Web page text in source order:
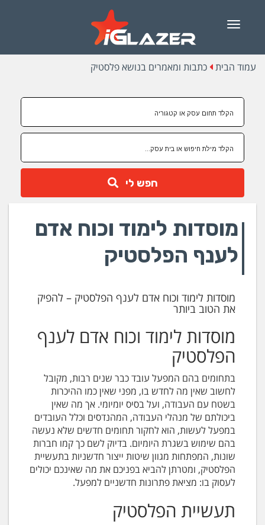
Menu
עמוד הבית כתבות ומאמרים בנושא פלסטיק
חפש לי
מוסדות לימוד וכוח אדם
לענף הפלסטיק
מוסדות לימוד וכוח אדם לענף הפלסטיק – להפיק
את הטוב ביותר
מוסדות לימוד וכוח אדם לענף
הפלסטיק
בתחומים בהם המפעל עובד כבר שנים רבות, מקובל
לחשוב שאין מה לחדש בו, מפני שאין כמו ההיכרות
בשטח עם העבודה, ועל בסיס יומיומי. אך מה שאין
ביכולתם של מנהלי העבודה, המהנדסים וכלל העובדים
במפעל לעשות, הוא לחקור תחומים חדשים שלא נעשה
בהם שימוש בשגרת היומיום. בדיוק לשם כך קמו חברות
שונות, המפתחות מגוון שיטות ייצור חדשניות בתעשיית
הפלסטיק, ומטרתן להביא בפניכם את מה שאינכם יכולים
לעסוק בו: מציאת פתרונות חדשניים למפעל.
תעשיית הפלסטיק